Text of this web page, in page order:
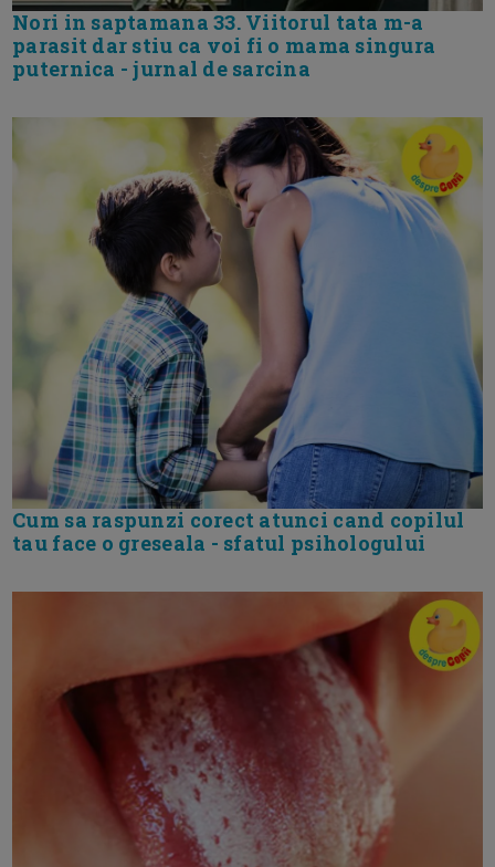
Nori in saptamana 33. Viitorul tata m-a
parasit dar stiu ca voi fi o mama singura
puternica - jurnal de sarcina
Cum sa raspunzi corect atunci cand copilul
tau face o greseala - sfatul psihologului